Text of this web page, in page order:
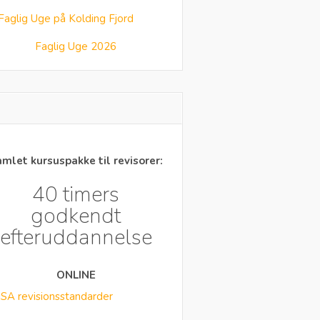
Faglig Uge 2026
kursuspakke til revisorer:
40 timers
godkendt
efteruddannelse
ONLINE